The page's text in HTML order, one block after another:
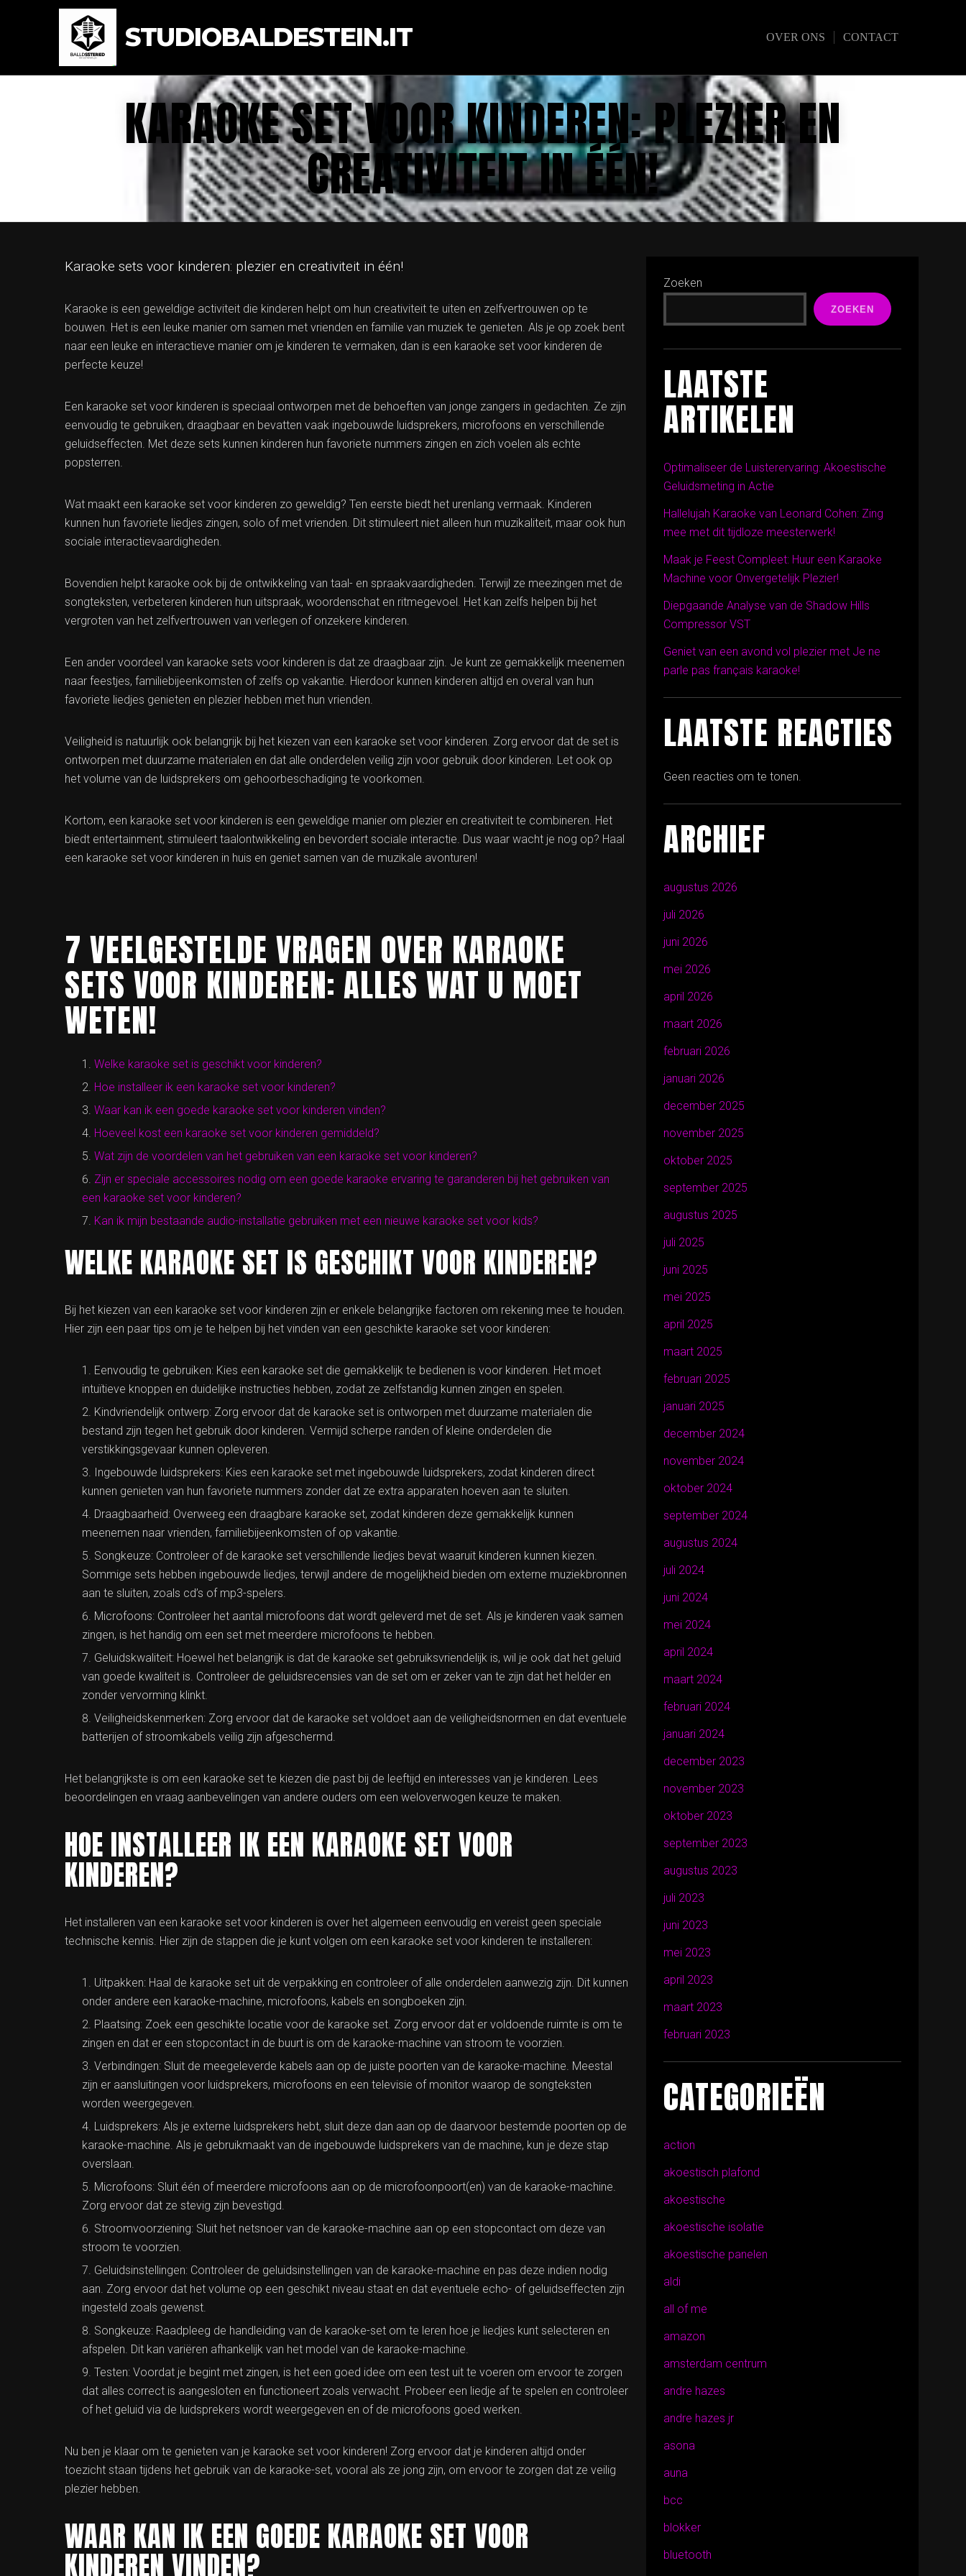
STUDIOBALDESTEIN.IT OVER ONS CONTACT
KARAOKE SET VOOR KINDEREN: PLEZIER EN
CREATIVITEIT IN ÉÉN!
Karaoke sets voor kinderen: plezier en creativiteit in één!
Karaoke is een geweldige activiteit die kinderen helpt om hun creativiteit te uiten en zelfvertrouwen op te
bouwen. Het is een leuke manier om samen met vrienden en familie van muziek te genieten. Als je op zoek bent
naar een leuke en interactieve manier om je kinderen te vermaken, dan is een karaoke set voor kinderen de
perfecte keuze!
Een karaoke set voor kinderen is speciaal ontworpen met de behoeften van jonge zangers in gedachten. Ze zijn
eenvoudig te gebruiken, draagbaar en bevatten vaak ingebouwde luidsprekers, microfoons en verschillende
geluidseffecten. Met deze sets kunnen kinderen hun favoriete nummers zingen en zich voelen als echte
popsterren.
Wat maakt een karaoke set voor kinderen zo geweldig? Ten eerste biedt het urenlang vermaak. Kinderen
kunnen hun favoriete liedjes zingen, solo of met vrienden. Dit stimuleert niet alleen hun muzikaliteit, maar ook hun
sociale interactievaardigheden.
Bovendien helpt karaoke ook bij de ontwikkeling van taal- en spraakvaardigheden. Terwijl ze meezingen met de
songteksten, verbeteren kinderen hun uitspraak, woordenschat en ritmegevoel. Het kan zelfs helpen bij het
vergroten van het zelfvertrouwen van verlegen of onzekere kinderen.
Een ander voordeel van karaoke sets voor kinderen is dat ze draagbaar zijn. Je kunt ze gemakkelijk meenemen
naar feestjes, familiebijeenkomsten of zelfs op vakantie. Hierdoor kunnen kinderen altijd en overal van hun
favoriete liedjes genieten en plezier hebben met hun vrienden.
Veiligheid is natuurlijk ook belangrijk bij het kiezen van een karaoke set voor kinderen. Zorg ervoor dat de set is
ontworpen met duurzame materialen en dat alle onderdelen veilig zijn voor gebruik door kinderen. Let ook op
het volume van de luidsprekers om gehoorbeschadiging te voorkomen.
Kortom, een karaoke set voor kinderen is een geweldige manier om plezier en creativiteit te combineren. Het
biedt entertainment, stimuleert taalontwikkeling en bevordert sociale interactie. Dus waar wacht je nog op? Haal
een karaoke set voor kinderen in huis en geniet samen van de muzikale avonturen!
7 VEELGESTELDE VRAGEN OVER KARAOKE
SETS VOOR KINDEREN: ALLES WAT U MOET
WETEN!
Welke karaoke set is geschikt voor kinderen?
Hoe installeer ik een karaoke set voor kinderen?
Waar kan ik een goede karaoke set voor kinderen vinden?
Hoeveel kost een karaoke set voor kinderen gemiddeld?
Wat zijn de voordelen van het gebruiken van een karaoke set voor kinderen?
Zijn er speciale accessoires nodig om een goede karaoke ervaring te garanderen bij het gebruiken van
een karaoke set voor kinderen?
Kan ik mijn bestaande audio-installatie gebruiken met een nieuwe karaoke set voor kids?
WELKE KARAOKE SET IS GESCHIKT VOOR KINDEREN?
Bij het kiezen van een karaoke set voor kinderen zijn er enkele belangrijke factoren om rekening mee te houden.
Hier zijn een paar tips om je te helpen bij het vinden van een geschikte karaoke set voor kinderen:
Eenvoudig te gebruiken: Kies een karaoke set die gemakkelijk te bedienen is voor kinderen. Het moet
intuïtieve knoppen en duidelijke instructies hebben, zodat ze zelfstandig kunnen zingen en spelen.
Kindvriendelijk ontwerp: Zorg ervoor dat de karaoke set is ontworpen met duurzame materialen die
bestand zijn tegen het gebruik door kinderen. Vermijd scherpe randen of kleine onderdelen die
verstikkingsgevaar kunnen opleveren.
Ingebouwde luidsprekers: Kies een karaoke set met ingebouwde luidsprekers, zodat kinderen direct
kunnen genieten van hun favoriete nummers zonder dat ze extra apparaten hoeven aan te sluiten.
Draagbaarheid: Overweeg een draagbare karaoke set, zodat kinderen deze gemakkelijk kunnen
meenemen naar vrienden, familiebijeenkomsten of op vakantie.
Songkeuze: Controleer of de karaoke set verschillende liedjes bevat waaruit kinderen kunnen kiezen.
Sommige sets hebben ingebouwde liedjes, terwijl andere de mogelijkheid bieden om externe muziekbronnen
aan te sluiten, zoals cd’s of mp3-spelers.
Microfoons: Controleer het aantal microfoons dat wordt geleverd met de set. Als je kinderen vaak samen
zingen, is het handig om een set met meerdere microfoons te hebben.
Geluidskwaliteit: Hoewel het belangrijk is dat de karaoke set gebruiksvriendelijk is, wil je ook dat het geluid
van goede kwaliteit is. Controleer de geluidsrecensies van de set om er zeker van te zijn dat het helder en
zonder vervorming klinkt.
Veiligheidskenmerken: Zorg ervoor dat de karaoke set voldoet aan de veiligheidsnormen en dat eventuele
batterijen of stroomkabels veilig zijn afgeschermd.
Het belangrijkste is om een karaoke set te kiezen die past bij de leeftijd en interesses van je kinderen. Lees
beoordelingen en vraag aanbevelingen van andere ouders om een weloverwogen keuze te maken.
HOE INSTALLEER IK EEN KARAOKE SET VOOR
KINDEREN?
Het installeren van een karaoke set voor kinderen is over het algemeen eenvoudig en vereist geen speciale
technische kennis. Hier zijn de stappen die je kunt volgen om een karaoke set voor kinderen te installeren:
Uitpakken: Haal de karaoke set uit de verpakking en controleer of alle onderdelen aanwezig zijn. Dit kunnen
onder andere een karaoke-machine, microfoons, kabels en songboeken zijn.
Plaatsing: Zoek een geschikte locatie voor de karaoke set. Zorg ervoor dat er voldoende ruimte is om te
zingen en dat er een stopcontact in de buurt is om de karaoke-machine van stroom te voorzien.
Verbindingen: Sluit de meegeleverde kabels aan op de juiste poorten van de karaoke-machine. Meestal
zijn er aansluitingen voor luidsprekers, microfoons en een televisie of monitor waarop de songteksten
worden weergegeven.
Luidsprekers: Als je externe luidsprekers hebt, sluit deze dan aan op de daarvoor bestemde poorten op de
karaoke-machine. Als je gebruikmaakt van de ingebouwde luidsprekers van de machine, kun je deze stap
overslaan.
Microfoons: Sluit één of meerdere microfoons aan op de microfoonpoort(en) van de karaoke-machine.
Zorg ervoor dat ze stevig zijn bevestigd.
Stroomvoorziening: Sluit het netsnoer van de karaoke-machine aan op een stopcontact om deze van
stroom te voorzien.
Geluidsinstellingen: Controleer de geluidsinstellingen van de karaoke-machine en pas deze indien nodig
aan. Zorg ervoor dat het volume op een geschikt niveau staat en dat eventuele echo- of geluidseffecten zijn
ingesteld zoals gewenst.
Songkeuze: Raadpleeg de handleiding van de karaoke-set om te leren hoe je liedjes kunt selecteren en
afspelen. Dit kan variëren afhankelijk van het model van de karaoke-machine.
Testen: Voordat je begint met zingen, is het een goed idee om een test uit te voeren om ervoor te zorgen
dat alles correct is aangesloten en functioneert zoals verwacht. Probeer een liedje af te spelen en controleer
of het geluid via de luidsprekers wordt weergegeven en of de microfoons goed werken.
Nu ben je klaar om te genieten van je karaoke set voor kinderen! Zorg ervoor dat je kinderen altijd onder
toezicht staan tijdens het gebruik van de karaoke-set, vooral als ze jong zijn, om ervoor te zorgen dat ze veilig
plezier hebben.
WAAR KAN IK EEN GOEDE KARAOKE SET VOOR
KINDEREN VINDEN?
Zoeken
ZOEKEN
LAATSTE
ARTIKELEN
Optimaliseer de Luisterervaring: Akoestische
Geluidsmeting in Actie
Hallelujah Karaoke van Leonard Cohen: Zing
mee met dit tijdloze meesterwerk!
Maak je Feest Compleet: Huur een Karaoke
Machine voor Onvergetelijk Plezier!
Diepgaande Analyse van de Shadow Hills
Compressor VST
Geniet van een avond vol plezier met Je ne
parle pas français karaoke!
LAATSTE REACTIES
Geen reacties om te tonen.
ARCHIEF
augustus 2026
juli 2026
juni 2026
mei 2026
april 2026
maart 2026
februari 2026
januari 2026
december 2025
november 2025
oktober 2025
september 2025
augustus 2025
juli 2025
juni 2025
mei 2025
april 2025
maart 2025
februari 2025
januari 2025
december 2024
november 2024
oktober 2024
september 2024
augustus 2024
juli 2024
juni 2024
mei 2024
april 2024
maart 2024
februari 2024
januari 2024
december 2023
november 2023
oktober 2023
september 2023
augustus 2023
juli 2023
juni 2023
mei 2023
april 2023
maart 2023
februari 2023
CATEGORIEËN
action
akoestisch plafond
akoestische
akoestische isolatie
akoestische panelen
aldi
all of me
amazon
amsterdam centrum
andre hazes
andre hazes jr
asona
auna
bcc
blokker
bluetooth